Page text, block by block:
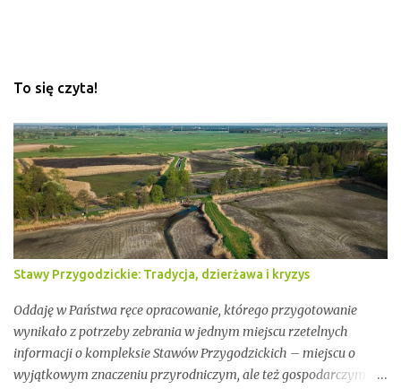
To się czyta!
Stawy Przygodzickie: Tradycja, dzierżawa i kryzys
Oddaję w Państwa ręce opracowanie, którego przygotowanie
wynikało z potrzeby zebrania w jednym miejscu rzetelnych
informacji o kompleksie Stawów Przygodzickich – miejscu o
wyjątkowym znaczeniu przyrodniczym, ale też gospodarczym i